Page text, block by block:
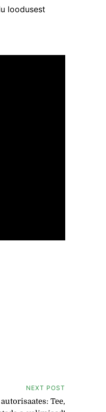
loodusest
NEXT POST
Tee,